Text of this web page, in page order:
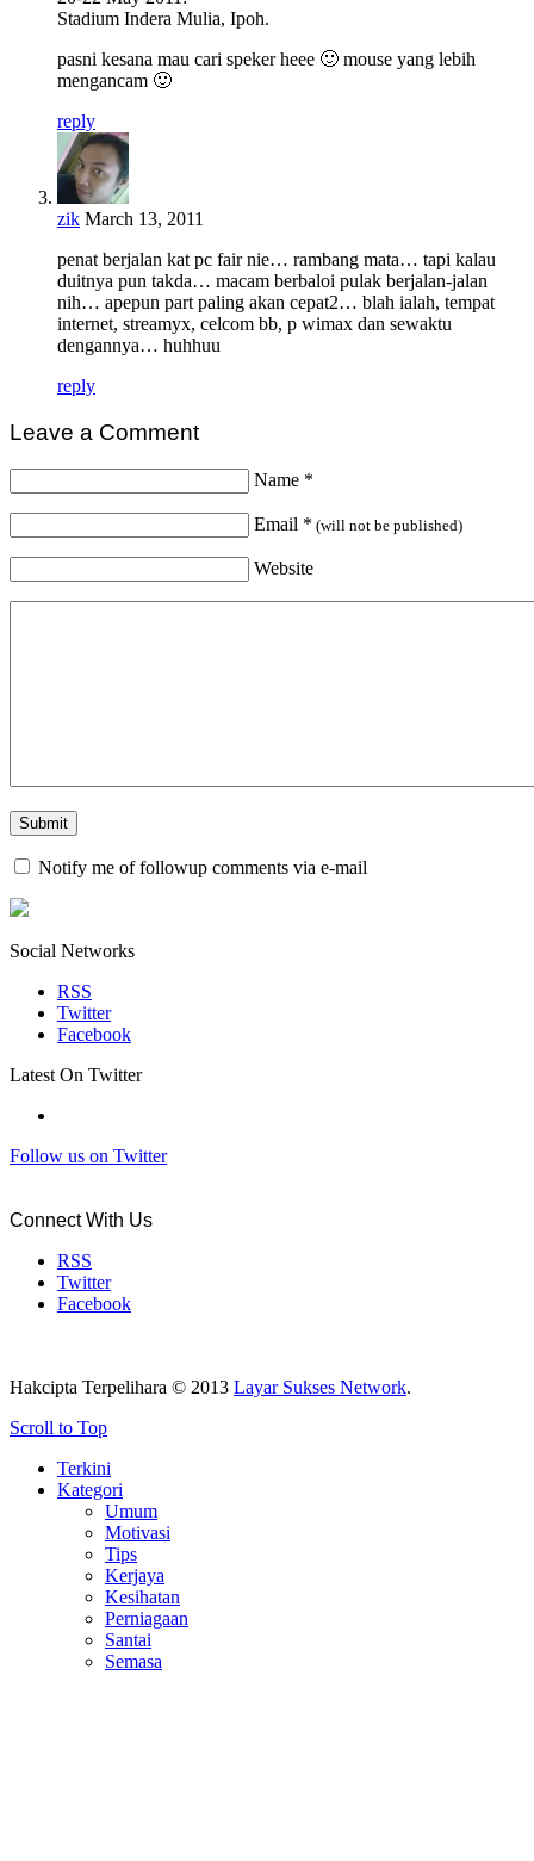
Stadium Indera Mulia, Ipoh.
pasni kesana mau cari speker heee 🙂 mouse yang lebih
mengancam 🙂
reply
zik March 13, 2011
penat berjalan kat pc fair nie… rambang mata… tapi kalau
duitnya pun takda… macam berbaloi pulak berjalan-jalan
nih… apepun part paling akan cepat2… blah ialah, tempat
internet, streamyx, celcom bb, p wimax dan sewaktu
dengannya… huhhuu
reply
Leave a Comment
Name *
Email * (will not be published)
Website
Notify me of followup comments via e-mail
Social Networks
RSS
Twitter
Facebook
Latest On Twitter
Follow us on Twitter
Connect With Us
RSS
Twitter
Facebook
Hakcipta Terpelihara © 2013 Layar Sukses Network.
Scroll to Top
Terkini
Kategori
Umum
Motivasi
Tips
Kerjaya
Kesihatan
Perniagaan
Santai
Semasa